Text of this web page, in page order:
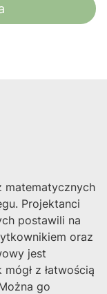
matematycznych
Projektanci
postawili na
oraz
jest
z łatwością
go